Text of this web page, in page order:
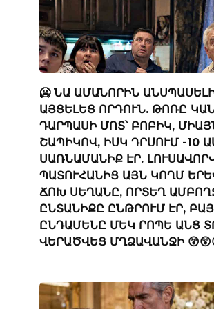
🥶 ՆԱ ԱՄԱՆՈՐԻՆ
ԱՅՑԵԼԵՑ ՈՐԴՈՒՆ. ԹՈՌԸ
ԴԱՐՊԱՍԻ ՄՈՏ՝ ԲՈԲԻԿ,
ՇԱՊԻԿՈՎ, ԻՍԿ ԴՐՍՈՒՄ -10
ՍԱՌՆԱՄԱՆԻՔ ԷՐ.
ՊԱՏՈՒՀԱՆԻՑ ԱՅՆ ԿՈՂՄ
ՃՈԽ ՍԵՂԱՆԸ, ՈՐՏԵՂ
ԸՆՏԱՆԻՔԸ ԸՆԹՐՈՒՄ ԷՐ,
ԸՆԴԱՄԵՆԸ ՄԵԿ ՐՈՊԵ ԱՆՑ
ՎԵՐԱԾՎԵՑ ՄՂՁԱՎԱՆՋԻ